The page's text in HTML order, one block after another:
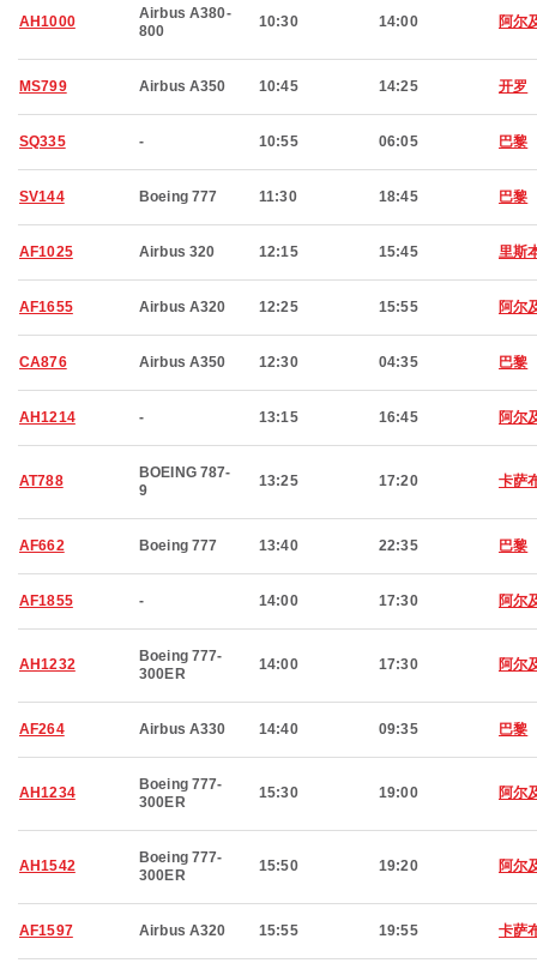
AH1000
Airbus A380-
800
10:30 14:00 阿尔
MS799 Airbus A350 10:45 14:25 开罗
SQ335 - 10:55 06:05 巴黎
SV144 Boeing 777 11:30 18:45 巴黎
AF1025 Airbus 320 12:15 15:45 里斯
AF1655 Airbus A320 12:25 15:55 阿尔
CA876 Airbus A350 12:30 04:35 巴黎
AH1214 - 13:15 16:45 阿尔
AT788
BOEING 787-
9
13:25 17:20 卡萨
AF662 Boeing 777 13:40 22:35 巴黎
AF1855 - 14:00 17:30 阿尔
AH1232
Boeing 777-
300ER
14:00 17:30 阿尔
AF264 Airbus A330 14:40 09:35 巴黎
AH1234
Boeing 777-
300ER
15:30 19:00 阿尔
AH1542
Boeing 777-
300ER
15:50 19:20 阿尔
AF1597 Airbus A320 15:55 19:55 卡萨